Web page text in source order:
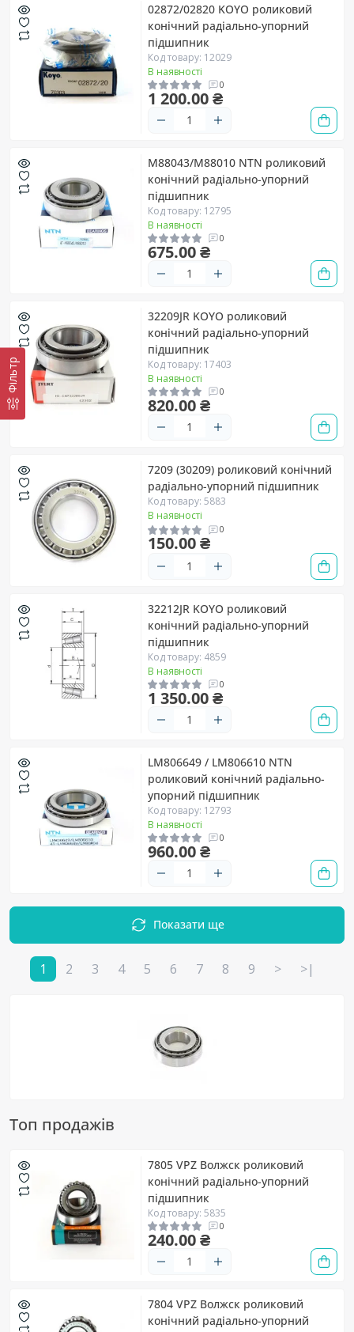
Фільтр
02872/02820 KOYO роликовий
конічний радіально-упорний
підшипник
Код товару: 12029
В наявності
0
1 200.00 ₴
M88043/M88010 NTN роликовий
конічний радіально-упорний
підшипник
Код товару: 12795
В наявності
0
675.00 ₴
32209JR KOYO роликовий
конічний радіально-упорний
підшипник
Код товару: 17403
В наявності
0
820.00 ₴
7209 (30209) роликовий конічний
радіально-упорний підшипник
Код товару: 5883
В наявності
0
150.00 ₴
32212JR KOYO роликовий
конічний радіально-упорний
підшипник
Код товару: 4859
В наявності
0
1 350.00 ₴
LM806649 / LM806610 NTN
роликовий конічний радіально-
упорний підшипник
Код товару: 12793
В наявності
0
960.00 ₴
Показати ще
1 2 3 4 5 6 7 8 9 > >|
Топ продажів
7805 VPZ Волжск роликовий
конічний радіально-упорний
підшипник
Код товару: 5835
0
240.00 ₴
7804 VPZ Волжск роликовий
конічний радіально-упорний